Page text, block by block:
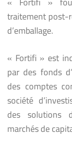
traitement post-
d’emballage.
« Fortifi » est
par des fonds
des comptes
société
des solutions
marchés de